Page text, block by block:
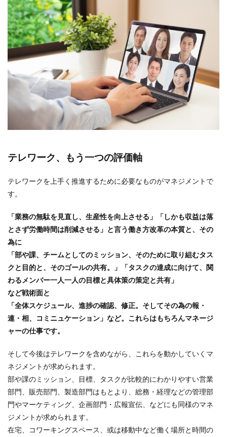
テレワーク、もう一つの評価軸
テレワークを上手く推進するために必要なものがマネジメントで
す。
「業務の無駄を見直し、生産性を向上させる」「しかも収益は落
とさず労働時間は削減させる」と言う働き方改革の本質と、その
為に
「部や課、チームとしてのミッション、そのために取り組むタス
クと目的と、そのゴールの共有。」「タスクの達成に向けて、関
わるメンバー一人一人の目標と具体策の策定と共有」
など戦術面と
「全体スケジュール、進捗の確認、修正。そしてその為の報・
連・相、コミニュケーション」など。これらはもちろんマネージ
ャーの仕事です。
そして今後はテレワークを含めながら、これらを動かしていくマ
ネジメントが求められます。
部や課のミッション、目標、タスクが比較的にわかりやすい営業
部門、販売部門、製造部門はもとより、総務・経理などの管理部
門やマーケティング、企画部門・広報宣伝、などにも同様のマネ
ジメントが求められます。
在宅、コワーキングスペース、或は移動中など働く場所と時間の